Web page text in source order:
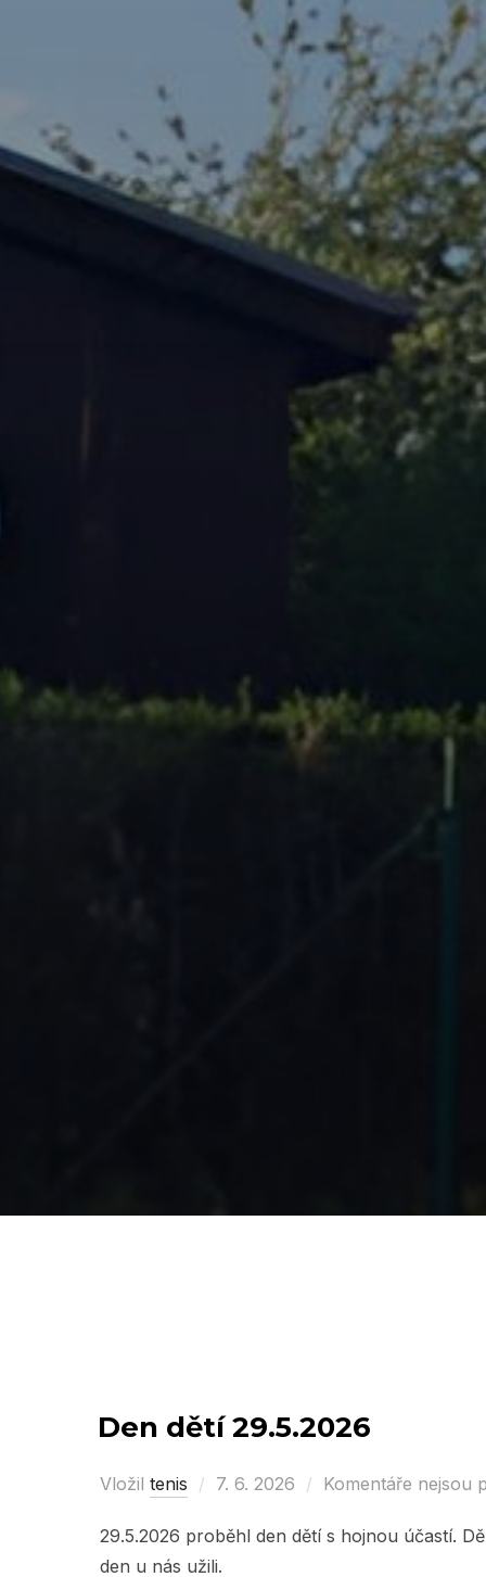
Den dětí 29.5.2026
Vložil tenis
Posted
7. 6. 2026 Komentáře nejsou
29.5.2026 proběhl den dětí s hojnou účastí.
den u nás užili.